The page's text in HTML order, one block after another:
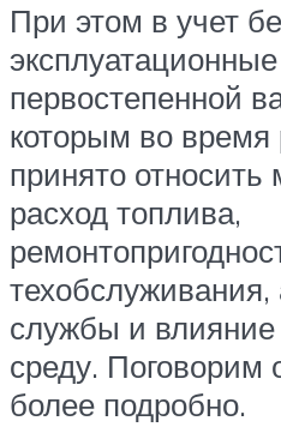
При этом в учет
первостепенной
которым во время
принято относить
расход топлива,
техобслуживания,
службы и
среду. Поговорим
более подробно.